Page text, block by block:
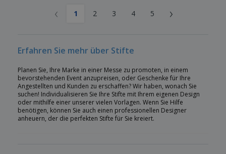
‹ 1 2 3 4 5 ›
Erfahren Sie mehr über Stifte
Planen Sie, Ihre Marke in einer Messe zu promoten, in einem
bevorstehenden Event anzupreisen, oder Geschenke für Ihre
Angestellten und Kunden zu erschaffen? Wir haben, wonach Sie
suchen! Individualisieren Sie Ihre Stifte mit Ihrem eigenen Design
oder mithilfe einer unserer vielen Vorlagen. Wenn Sie Hilfe
benötigen, können Sie auch einen professionellen Designer
anheuern, der die perfekten Stifte für Sie kreiert.